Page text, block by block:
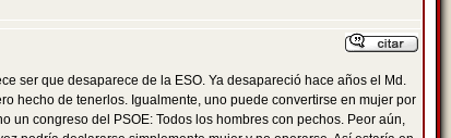
ser que desaparece de la ESO. Ya desapareció hace años el Md.
hecho de tenerlos. Igualmente, uno puede convertirse en mujer por
un congreso del PSOE: Todos los hombres con pechos. Peor aún,